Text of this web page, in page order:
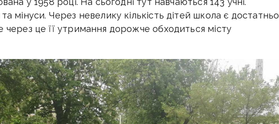
мінуси. Через невелику кількість дітей школа є достатньо
через це її утримання дорожче обходиться місту